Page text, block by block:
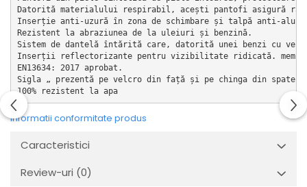
Datorită materialului respirabil, acești pantofi asigură
Inserție anti-uzură în zona de schimbare și talpă anti-
Rezistent la abraziunea de la uleiuri și benzină.
Sistem de dantelă întărită care, datorită unei benzi cu
Inserții reflectorizante pentru vizibilitate ridicată.
EN13634: 2017 aprobat.
Sigla „ prezentă pe velcro din față și pe chinga din spate.
100% rezistent la apa
Informatii conformitate produs
Caracteristici
Review-uri (0)